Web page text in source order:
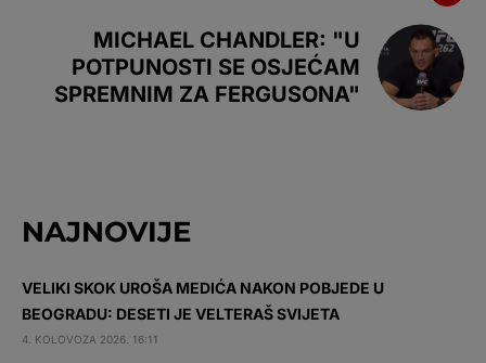
MICHAEL CHANDLER: "U
POTPUNOSTI SE OSJEĆAM
SPREMNIM ZA FERGUSONA"
NAJNOVIJE
VELIKI SKOK UROŠA MEDIĆA NAKON POBJEDE U
BEOGRADU: DESETI JE VELTERAŠ SVIJETA
4. KOLOVOZA 2026. 16:11